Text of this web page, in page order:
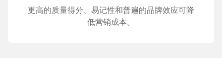
更高的质量得分、易记性和普遍的品牌效应可降
低营销成本。